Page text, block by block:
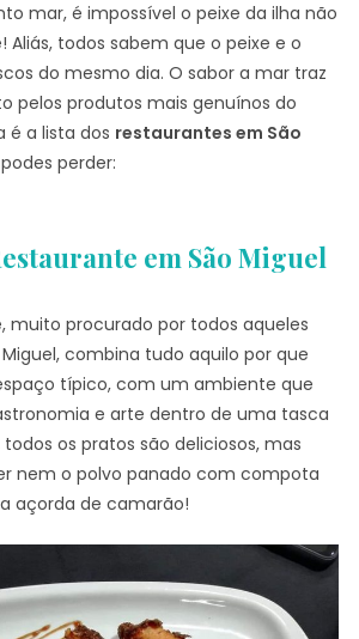
mar, é impossível o peixe da ilha não
Aliás, todos sabem que o peixe e o
do mesmo dia. O sabor a mar traz
pelos produtos mais genuínos do
é a lista dos restaurantes em São
perder:
em São Miguel
muito procurado por todos aqueles
combina tudo aquilo por que
típico, com um ambiente que
e arte dentro de uma tasca
os pratos são deliciosos, mas
nem o polvo panado com compota
açorda de camarão!